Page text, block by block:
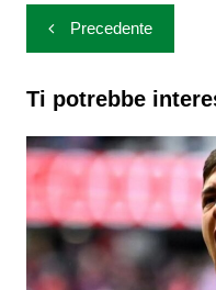
Navigazione
articoli
Precedente
Ti potrebbe